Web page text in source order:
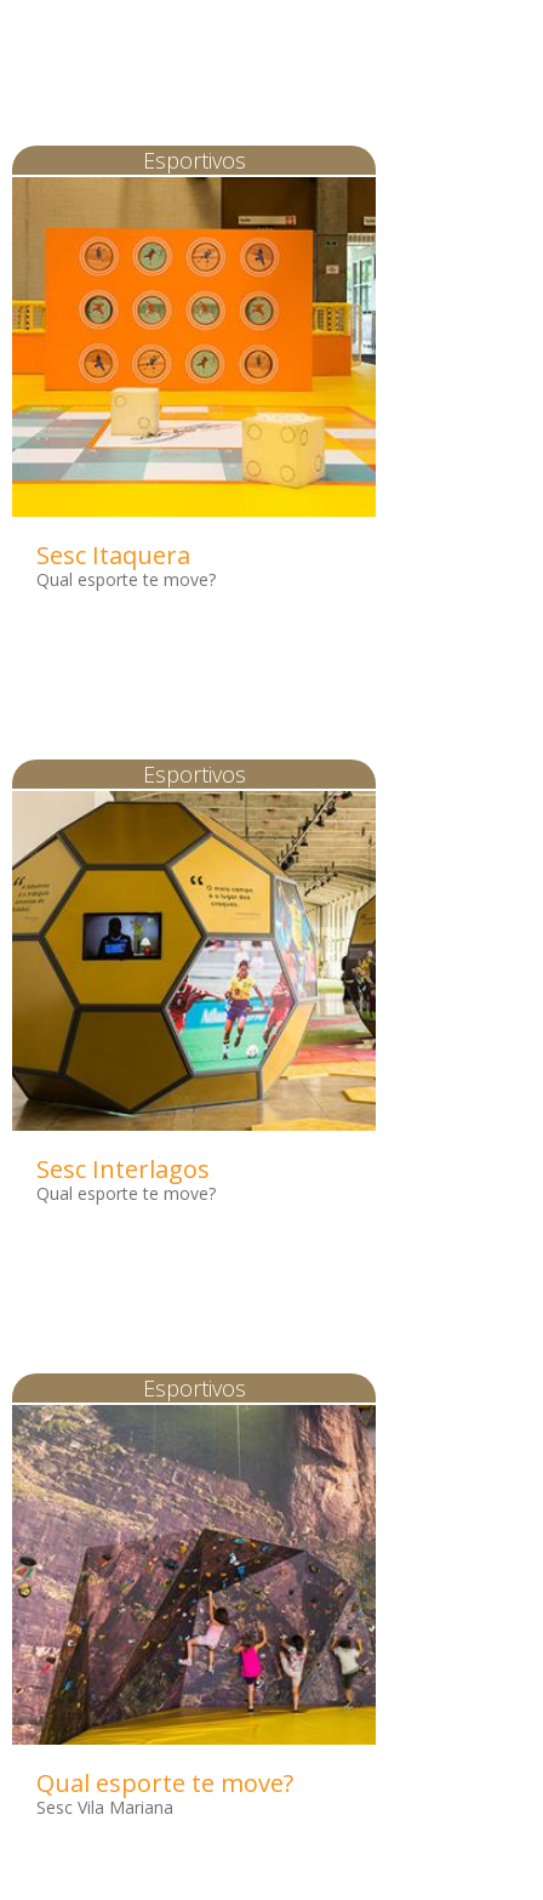
Esportivos
Sesc Itaquera
Qual esporte te move?
Esportivos
Sesc Interlagos
Qual esporte te move?
Esportivos
Qual esporte te move?
Sesc Vila Mariana